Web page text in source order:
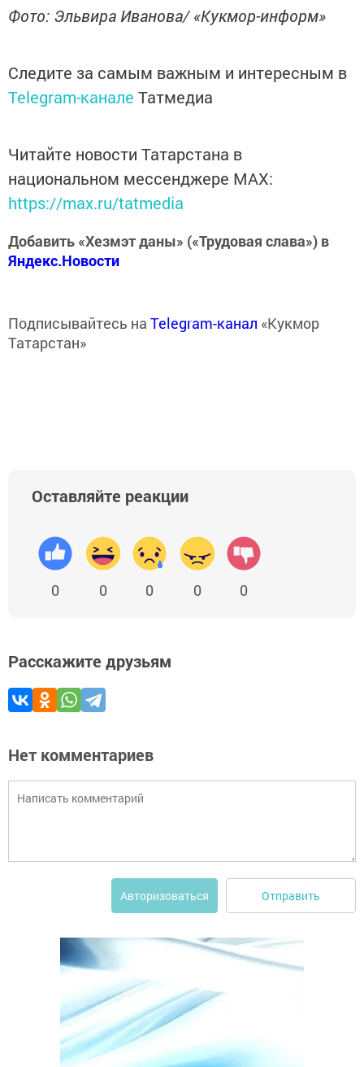
Фото: Эльвира Иванова/ «Кукмор-информ»
Следите за самым важным и интересным в
Telegram-канале Татмедиа
Читайте новости Татарстана в
национальном мессенджере MАХ:
https://max.ru/tatmedia
Добавить «Хезмэт даны» («Трудовая слава») в
Яндекс.Новости
Подписывайтесь на Telegram-канал «Кукмор
Татарстан»
Оставляйте реакции
0 0 0 0 0
Расскажите друзьям
Нет комментариев
Авторизоваться Отправить